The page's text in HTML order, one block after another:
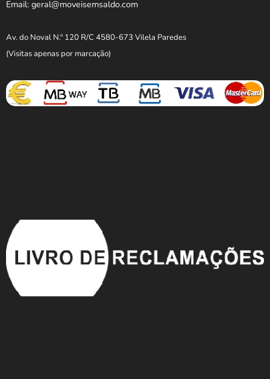
Email: geral@moveisemsaldo.com
Av. do Noval N.º 120 R/C 4580-673 Vilela Paredes
(Visitas apenas por marcação)